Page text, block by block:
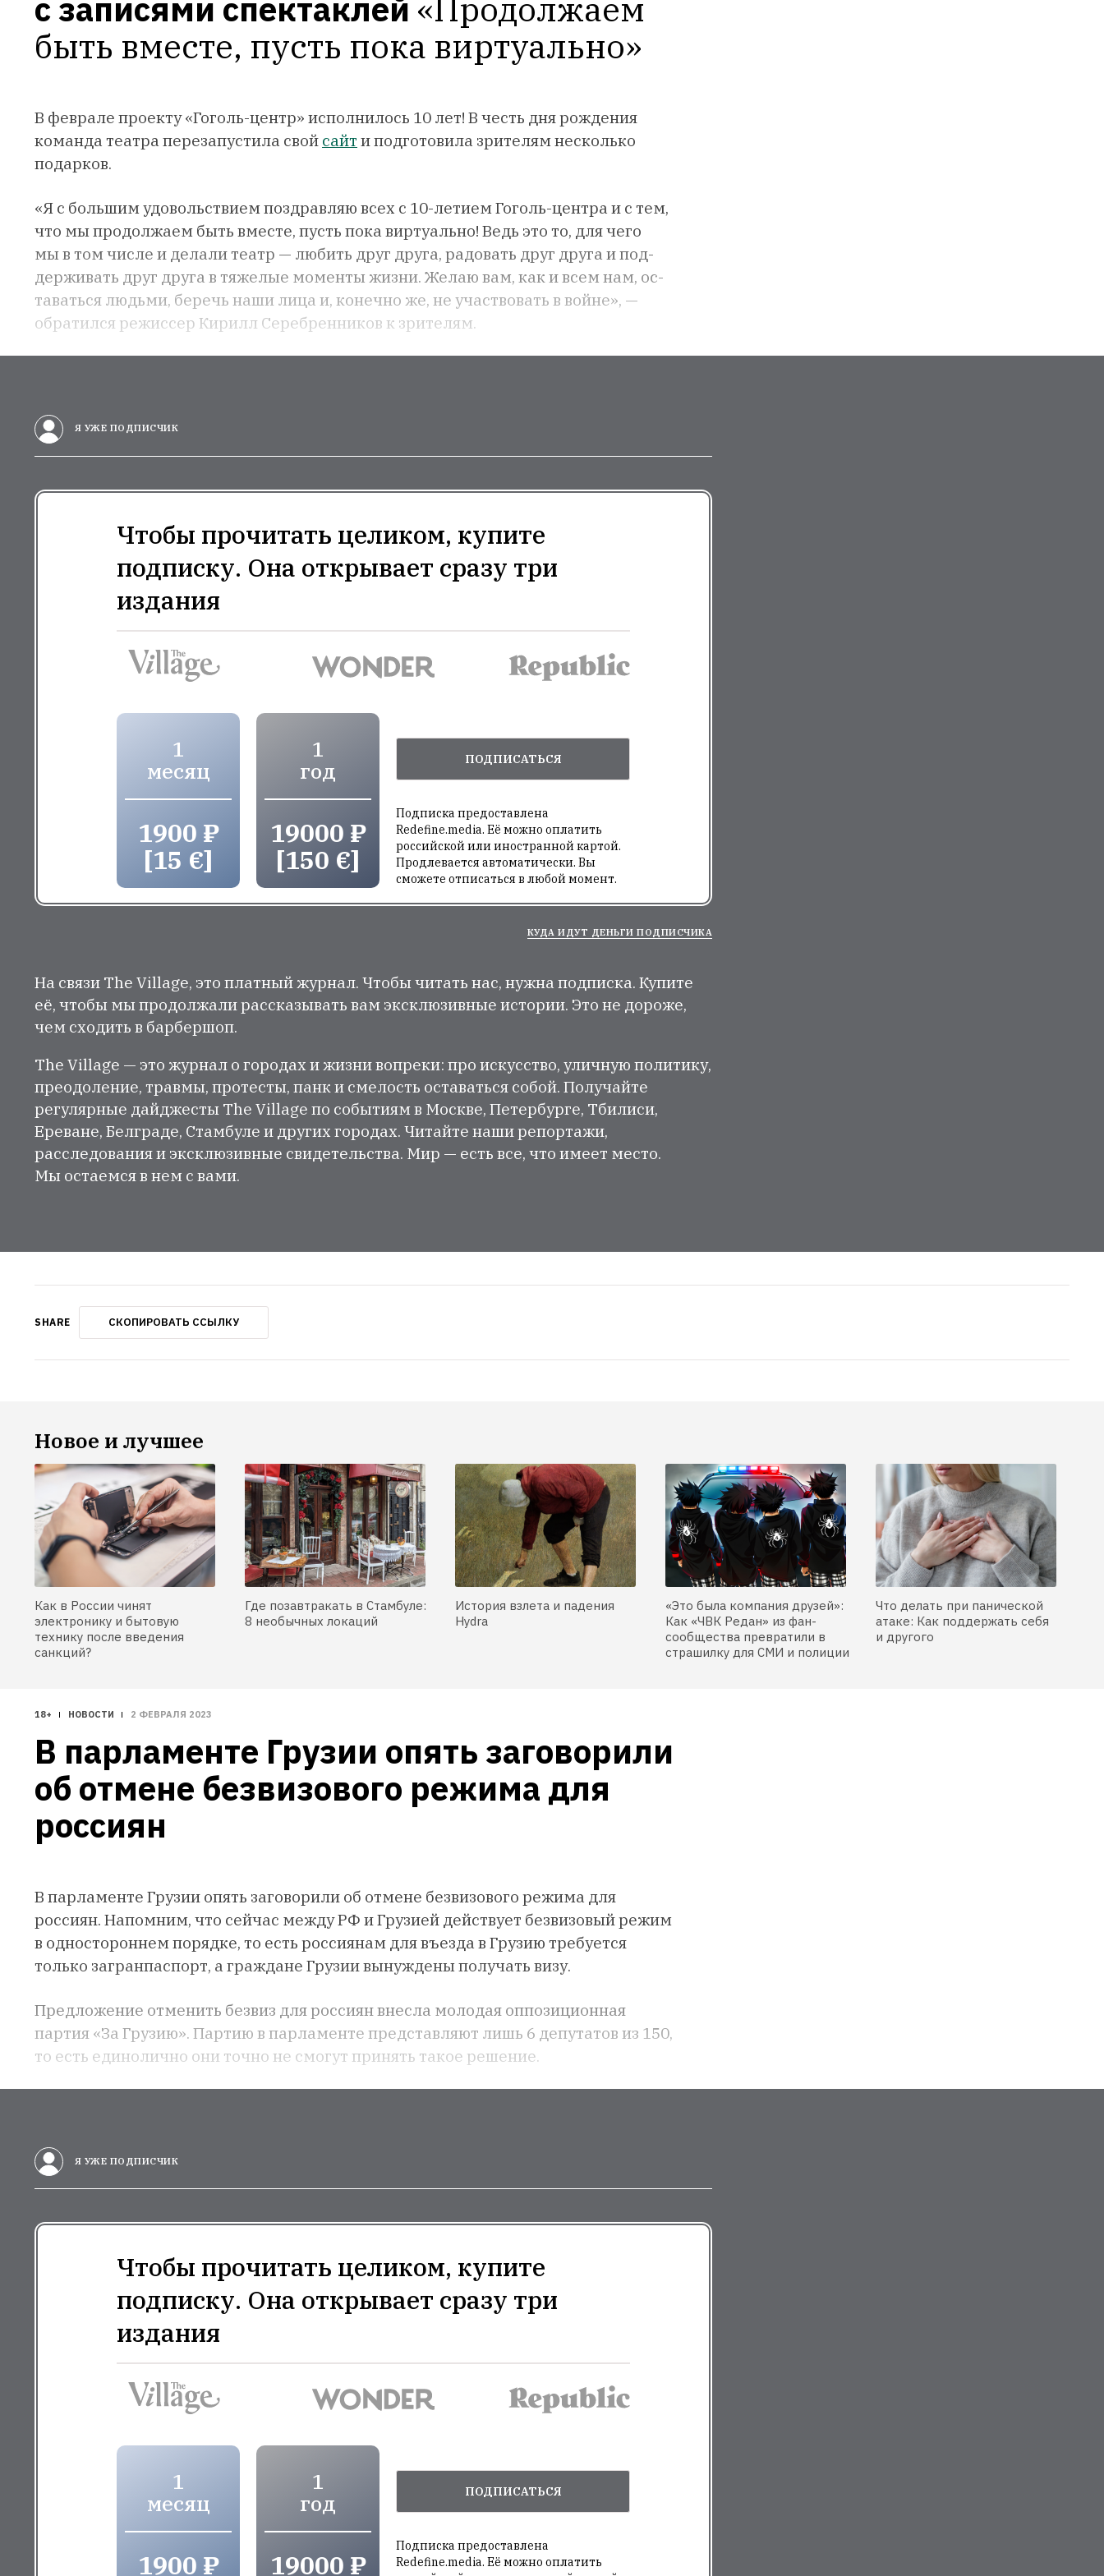
с записями спектаклей «Продолжаем
быть вместе, пусть пока виртуально»
В феврале проекту «Гоголь-центр» исполнилось 10 лет! В честь дня рождения
команда театра перезапустила свой сайт и подготовила зрителям несколько
подарков.
«Я с боль­шим удо­воль­стви­ем позд­рав­ляю всех с 10-ле­ти­ем Го­голь-цент­ра и с тем,
что мы про­дол­жа­ем быть вмес­те, пусть по­ка вир­ту­аль­но! Ведь это то, для че­го
мы в том чис­ле и де­лали те­атр — лю­бить друг дру­га, ра­довать друг дру­га и под­
держи­вать друг дру­га в тя­желые мо­мен­ты жиз­ни. Же­лаю вам, как и всем нам, ос­
та­вать­ся людь­ми, бе­речь на­ши ли­ца и, ко­неч­но же, не участ­во­вать в вой­не», —
обратился режиссер Кирилл Серебренников к зрителям.
Я УЖЕ ПОДПИСЧИК
Чтобы прочитать целиком, купите
подписку. Она открывает сразу три
издания
1
месяц
1900 ₽
[15 €]
1
год
19000 ₽
[150 €]
ПОДПИСАТЬСЯ
Подписка предоставлена
Redefine.media. Её можно оплатить
российской или иностранной картой.
Продлевается автоматически. Вы
сможете отписаться в любой момент.
КУДА ИДУТ ДЕНЬГИ ПОДПИСЧИКА
На связи The Village, это платный журнал. Чтобы читать нас, нужна подписка. Купите
её, чтобы мы продолжали рассказывать вам эксклюзивные истории. Это не дороже,
чем сходить в барбершоп.
The Village — это журнал о городах и жизни вопреки: про искусство, уличную политику,
преодоление, травмы, протесты, панк и смелость оставаться собой. Получайте
регулярные дайджесты The Village по событиям в Москве, Петербурге, Тбилиси,
Ереване, Белграде, Стамбуле и других городах. Читайте наши репортажи,
расследования и эксклюзивные свидетельства. Мир — есть все, что имеет место.
Мы остаемся в нем с вами.
SHARE СКОПИРОВАТЬ ССЫЛКУ
Новое и лучшее
Как в России чинят
электронику и бытовую
технику после введения
санкций?
Где позавтракать в Стамбуле:
8 необычных локаций
История взлета и падения
Hydra
«Это была компания друзей»:
Как «ЧВК Редан» из фан-
сообщества превратили в
страшилку для СМИ и полиции
Что делать при панической
атаке: Как поддержать себя
и другого
18+ НОВОСТИ 2 ФЕВРАЛЯ 2023
В парламенте Грузии опять заговорили
об отмене безвизового режима для
россиян
В парламенте Грузии опять заговорили об отмене безвизового режима для
россиян. Напомним, что сейчас между РФ и Грузией действует безвизовый режим
в одностороннем порядке, то есть россиянам для въезда в Грузию требуется
только загранпаспорт, а граждане Грузии вынуждены получать визу.
Предложение отменить безвиз для россиян внесла молодая оппозиционная
партия «За Грузию». Партию в парламенте представляют лишь 6 депутатов из 150,
то есть единолично они точно не смогут принять такое решение.
Я УЖЕ ПОДПИСЧИК
Чтобы прочитать целиком, купите
подписку. Она открывает сразу три
издания
1
месяц
1900 ₽
1
год
19000 ₽
ПОДПИСАТЬСЯ
Подписка предоставлена
Redefine.media. Её можно оплатить